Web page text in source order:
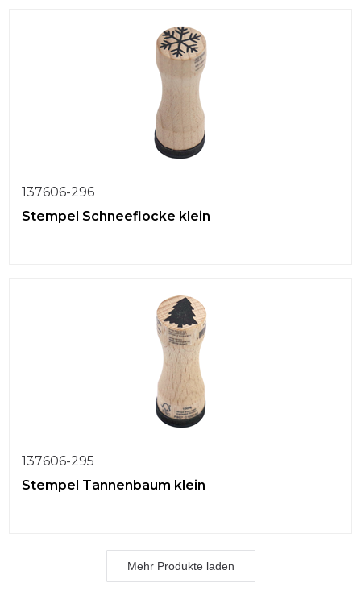
137606-296
Stempel Schneeflocke klein
137606-295
Stempel Tannenbaum klein
Mehr Produkte laden